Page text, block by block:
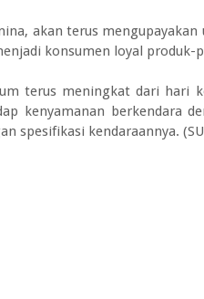
akan terus
konsumen loyal produk-
terus meningkat dari hari
kenyamanan berkendara
spesifikasi kendaraannya.